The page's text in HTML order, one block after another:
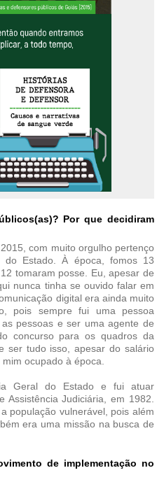
Por que decidiram
com muito orgulho pertenço
do Estado. À época, fomos 13
tomaram posse. Eu, apesar de
nunca tinha se ouvido falar em
digital era ainda muito
pois sempre fui uma pessoa
pessoas e ser uma agente de
concurso para os quadros da
ser tudo isso, apesar do salário
ocupado à época.
Geral do Estado e fui atuar
Judiciária, em 1982.
população vulnerável, pois além
era uma missão na busca de
de implementação no